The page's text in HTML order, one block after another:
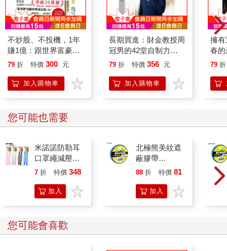
不炒股、不投機，1年
賺1億：跟世界富豪學
「實體投資法」，從負
的逆轉故事【漫畫版】
79 折 特價 300 元
加入購物車
長期買進：財金教授周
冠男的42堂自制力投
資課
79 折 特價 356 元
加入購物車
擁
春
79 折
您可能也需要
米諾諾防勒耳
口罩繩減壓帶
－2入X6組
7 折 特價 348
加入
北極熊美紋遮
蔽膠帶
24mm×30y藍
88 折 特價 81
加入
您可能會喜歡